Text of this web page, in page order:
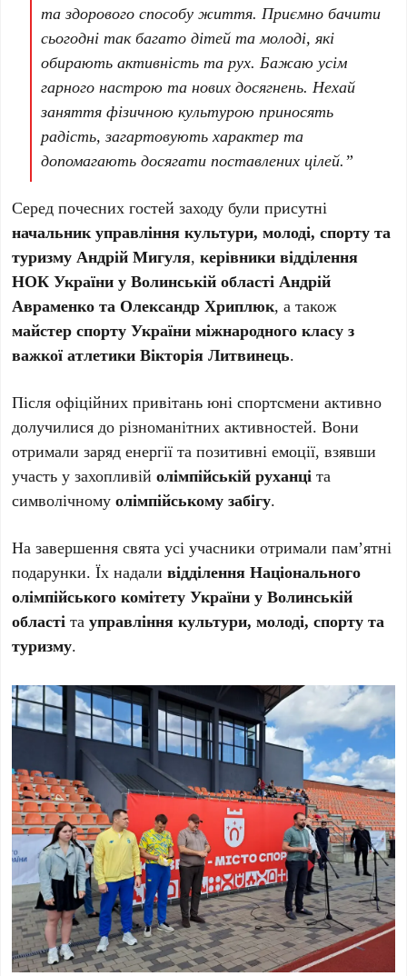
та здорового способу життя. Приємно бачити
сьогодні так багато дітей та молоді, які
обирають активність та рух. Бажаю усім
гарного настрою та нових досягнень. Нехай
заняття фізичною культурою приносять
радість, загартовують характер та
допомагають досягати поставлених цілей.”
Серед почесних гостей заходу були присутні
начальник управління культури, молоді, спорту та
туризму Андрій Мигуля,керівники відділення
НОК України у Волинській області Андрій
Авраменко та Олександр Хриплюк, а також
майстер спорту України міжнародного класу з
важкої атлетики Вікторія Литвинець.
Після офіційних привітань юні спортсмени активно
долучилися до різноманітних активностей. Вони
отримали заряд енергії та позитивні емоції, взявши
участь у захопливійолімпійській руханці та
символічномуолімпійському забігу.
На завершення свята усі учасники отримали пам’ятні
подарунки. Їх надаливідділення Національного
олімпійського комітету України у Волинській
області тауправління культури, молоді, спорту та
туризму.